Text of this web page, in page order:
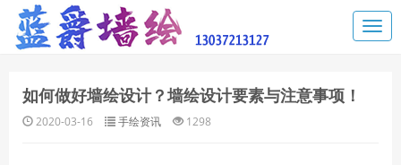
如何做好墙绘设计？墙绘设计要素与注意事项！
2020-03-16 手绘资讯 1298